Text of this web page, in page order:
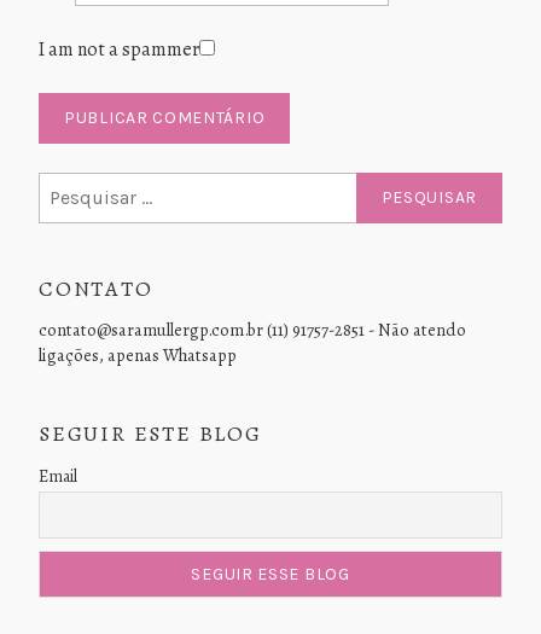
I am not a spammer
por:
CONTATO
contato@saramullergp.com.br (11) 91757-2851 - Não atendo
ligações, apenas Whatsapp
SEGUIR ESTE BLOG
Email